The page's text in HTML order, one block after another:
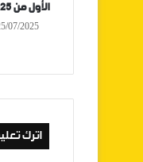
الأول من 2025
07/2025
اترك